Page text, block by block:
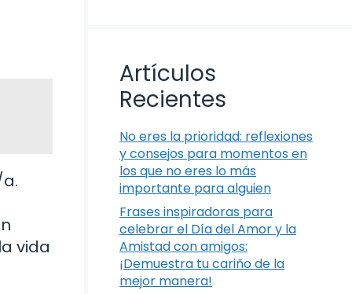
vida
Artículos
Recientes
No eres la prioridad: reflexiones
y consejos para momentos en
los que no eres lo más
importante para alguien
Frases inspiradoras para
celebrar el Día del Amor y la
Amistad con amigos:
¡Demuestra tu cariño de la
mejor manera!